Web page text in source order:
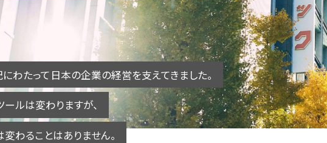
わたって日本の企業の経営を支えてきました。
ールは変わりますが、
わることはありません。